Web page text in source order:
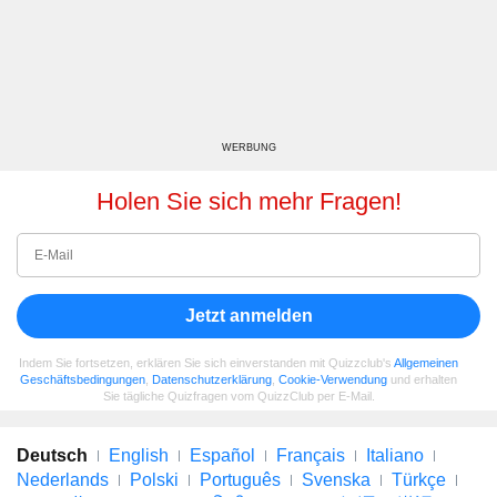
WERBUNG
Holen Sie sich mehr Fragen!
Jetzt anmelden
Indem Sie fortsetzen, erklären Sie sich einverstanden mit Quizzclub's Allgemeinen
Geschäftsbedingungen Datenschutzerklärung Cookie-Verwendung und erhalten
Sie tägliche Quizfragen vom QuizzClub per E-Mail.
Deutsch English Español Français
Italiano
Nederlands
Polski Português Svenska
Türkçe